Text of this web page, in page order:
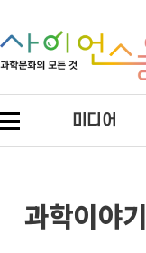
미디어
과학이야기